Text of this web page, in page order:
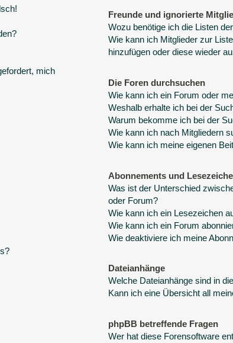
mich
Freunde und ignorierte
Wozu benötige ich die Listen
Wie kann ich Mitglieder zur
hinzufügen oder diese wieder
Die Foren durchsuchen
Wie kann ich ein Forum oder
Weshalb erhalte ich bei der
Warum bekomme ich bei der
Wie kann ich nach Mitgliedern
Wie kann ich meine eigenen
Abonnements und
Was ist der Unterschied
oder Forum?
Wie kann ich ein Lesezeichen
Wie kann ich ein Forum
Wie deaktiviere ich meine
Dateianhänge
Welche Dateianhänge sind in
Kann ich eine Übersicht all
phpBB betreffende Fragen
Wer hat diese Forensoftware